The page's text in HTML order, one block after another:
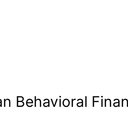
Behavioral